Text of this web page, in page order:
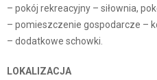
– pokój rekreacyjny – siłownia,
– pomieszczenie gospodarcze –
– dodatkowe schowki.
LOKALIZACJA